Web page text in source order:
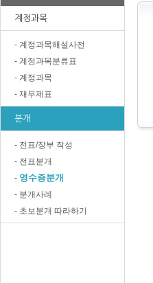
계정과목
- 계정과목해설사전
- 계정과목분류표
- 계정과목
- 재무제표
분개
- 전표/장부 작성
- 전표분개
- 영수증분개
- 분개사례
- 초보분개 따라하기